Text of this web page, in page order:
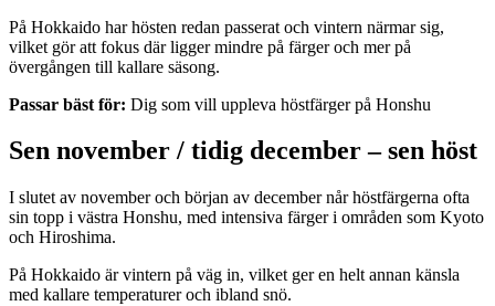
På Hokkaido har hösten redan passerat och vintern närmar sig,
vilket gör att fokus där ligger mindre på färger och mer på
övergången till kallare säsong.
Passar bäst för: Dig som vill uppleva höstfärger på Honshu
Sen november / tidig december – sen höst
I slutet av november och början av december når höstfärgerna ofta
sin topp i västra Honshu, med intensiva färger i områden som Kyoto
och Hiroshima.
På Hokkaido är vintern på väg in, vilket ger en helt annan känsla
med kallare temperaturer och ibland snö.